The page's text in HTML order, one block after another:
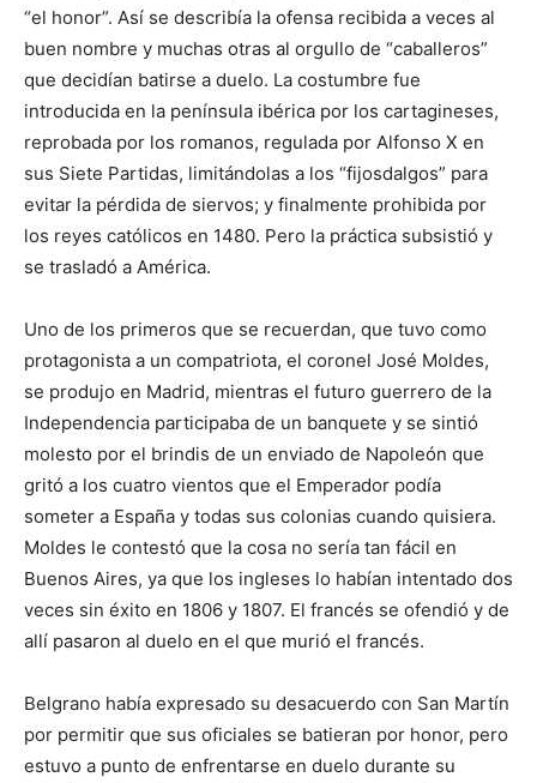
“el honor”. Así se describía la ofensa recibida a veces al
buen nombre y muchas otras al orgullo de “caballeros”
que decidían batirse a duelo. La costumbre fue
introducida en la península ibérica por los cartagineses,
reprobada por los romanos, regulada por Alfonso X en
sus Siete Partidas, limitándolas a los “fijosdalgos” para
evitar la pérdida de siervos; y finalmente prohibida por
los reyes católicos en 1480. Pero la práctica subsistió y
se trasladó a América.
Uno de los primeros que se recuerdan, que tuvo como
protagonista a un compatriota, el coronel José Moldes,
se produjo en Madrid, mientras el futuro guerrero de la
Independencia participaba de un banquete y se sintió
molesto por el brindis de un enviado de Napoleón que
gritó a los cuatro vientos que el Emperador podía
someter a España y todas sus colonias cuando quisiera.
Moldes le contestó que la cosa no sería tan fácil en
Buenos Aires, ya que los ingleses lo habían intentado dos
veces sin éxito en 1806 y 1807. El francés se ofendió y de
allí pasaron al duelo en el que murió el francés.
Belgrano había expresado su desacuerdo con San Martín
por permitir que sus oficiales se batieran por honor, pero
estuvo a punto de enfrentarse en duelo durante su